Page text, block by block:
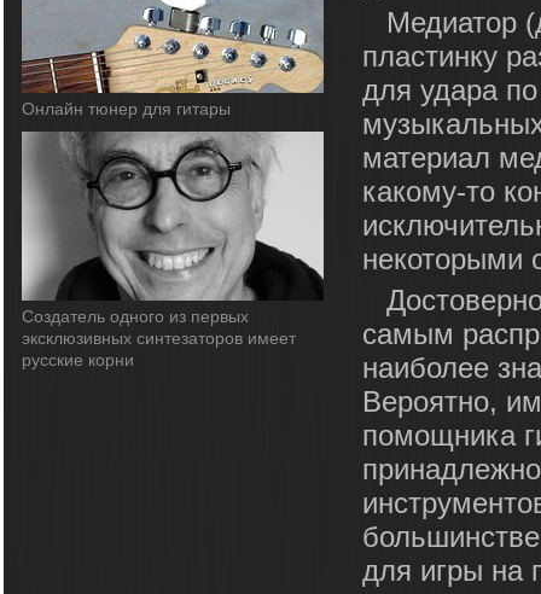
Онлайн тюнер для гитары
Cоздатель одного из первых
эксклюзивных синтезаторов имеет
русские корни
Медиатор
пластинку
для удара
материал
какому-то
некоторыми
самым
наиболее
Вероятно,
помощника
для игры на